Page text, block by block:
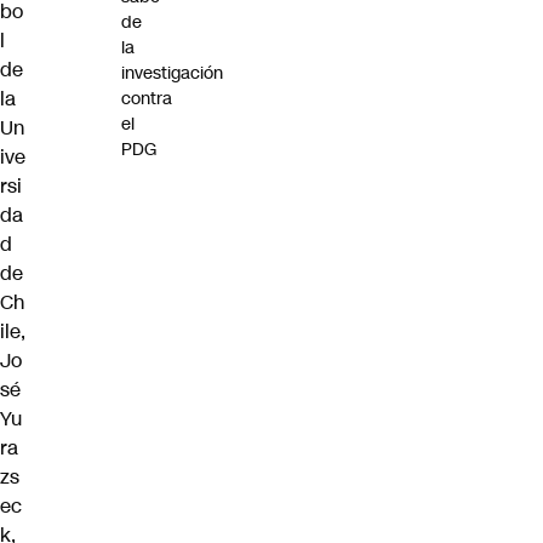
bo
l
de
la
Un
ive
rsi
da
d
de
Ch
ile,
Jo
sé
Yu
ra
zs
ec
k,
de
la
investigación
contra
el
PDG